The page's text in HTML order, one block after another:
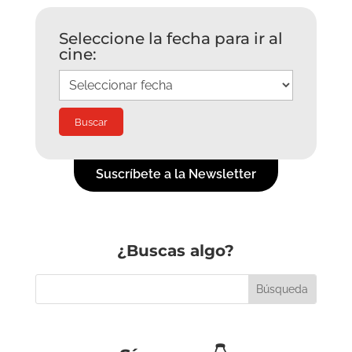
Seleccione la fecha para ir al
cine:
Suscríbete a la Newsletter
¿Buscas algo?